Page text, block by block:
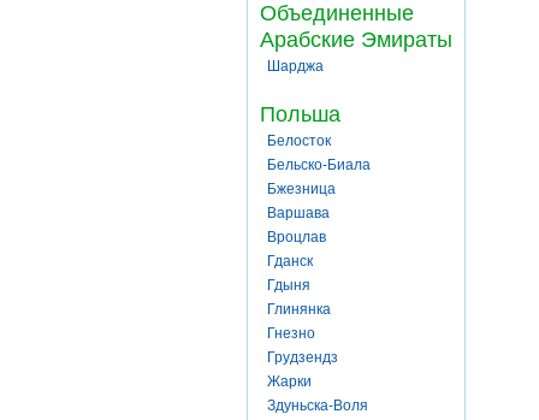
Объединенные
Арабские Эмираты
Шарджа
Польша
Белосток
Бельско-Биала
Бжезница
Варшава
Вроцлав
Гданск
Гдыня
Глинянка
Гнезно
Грудзендз
Жарки
Здуньска-Воля